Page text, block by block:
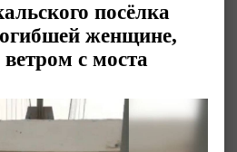
посёлка
женщине,
с моста